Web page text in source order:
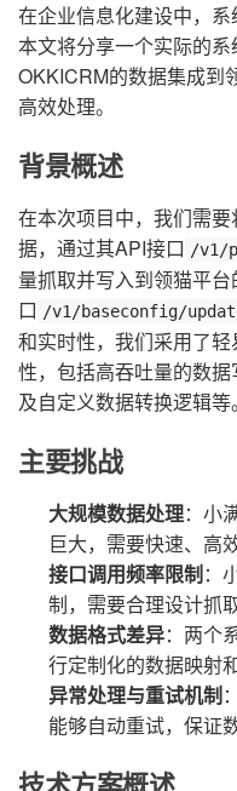
在企业信息化建设中，系
本文将分享一个实际的
OKKICRM的数据集成到
高效处理。
背景概述
在本次项目中，我们需
据，通过其API接口 /v1/
量抓取并写入到领猫平
口 /v1/baseconfig/
和实时性，我们采用了
性，包括高吞吐量的数
及自定义数据转换逻辑等。
主要挑战
大规模数据处理：小
巨大，需要快速、高
接口调用频率限制：
制，需要合理设计抓
数据格式差异：两个
行定制化的数据映射
异常处理与重试机制
能够自动重试，保证